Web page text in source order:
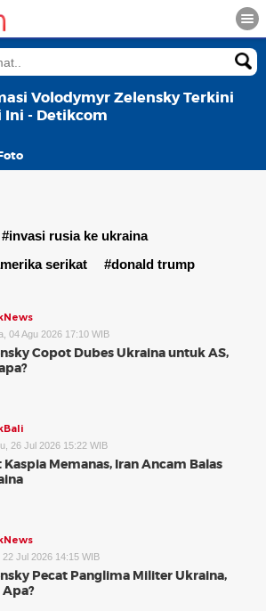
Volodymyr Zelensky Terkini
Ini - Detikcom
#invasi rusia ke ukraina
serikat #donald trump
04 Agu 2026 17:10 WIB
Copot Dubes Ukraina untuk AS,
26 Jul 2026 15:22 WIB
Kaspia Memanas, Iran Ancam Balas
22 Jul 2026 14:15 WIB
Pecat Panglima Militer Ukraina,